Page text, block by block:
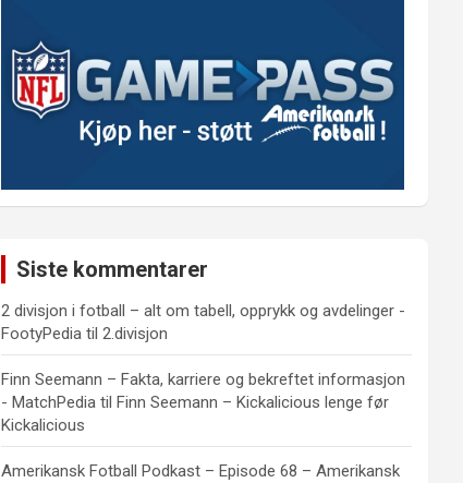
Siste kommentarer
2 divisjon i fotball – alt om tabell, opprykk og avdelinger -
FootyPedia til2.divisjon
Finn Seemann – Fakta, karriere og bekreftet informasjon
- MatchPedia tilFinn Seemann – Kickalicious lenge før
Kickalicious
Amerikansk Fotball Podkast – Episode 68 – Amerikansk